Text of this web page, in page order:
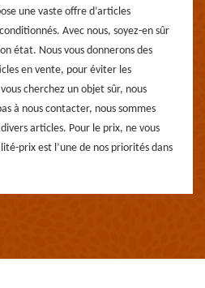
une vaste offre d’articles
Avec nous, soyez-en sûr
état. Nous vous donnerons des
en vente, pour éviter les
cherchez un objet sûr, nous
à nous contacter, nous sommes
articles. Pour le prix, ne vous
prix est l’une de nos priorités dans